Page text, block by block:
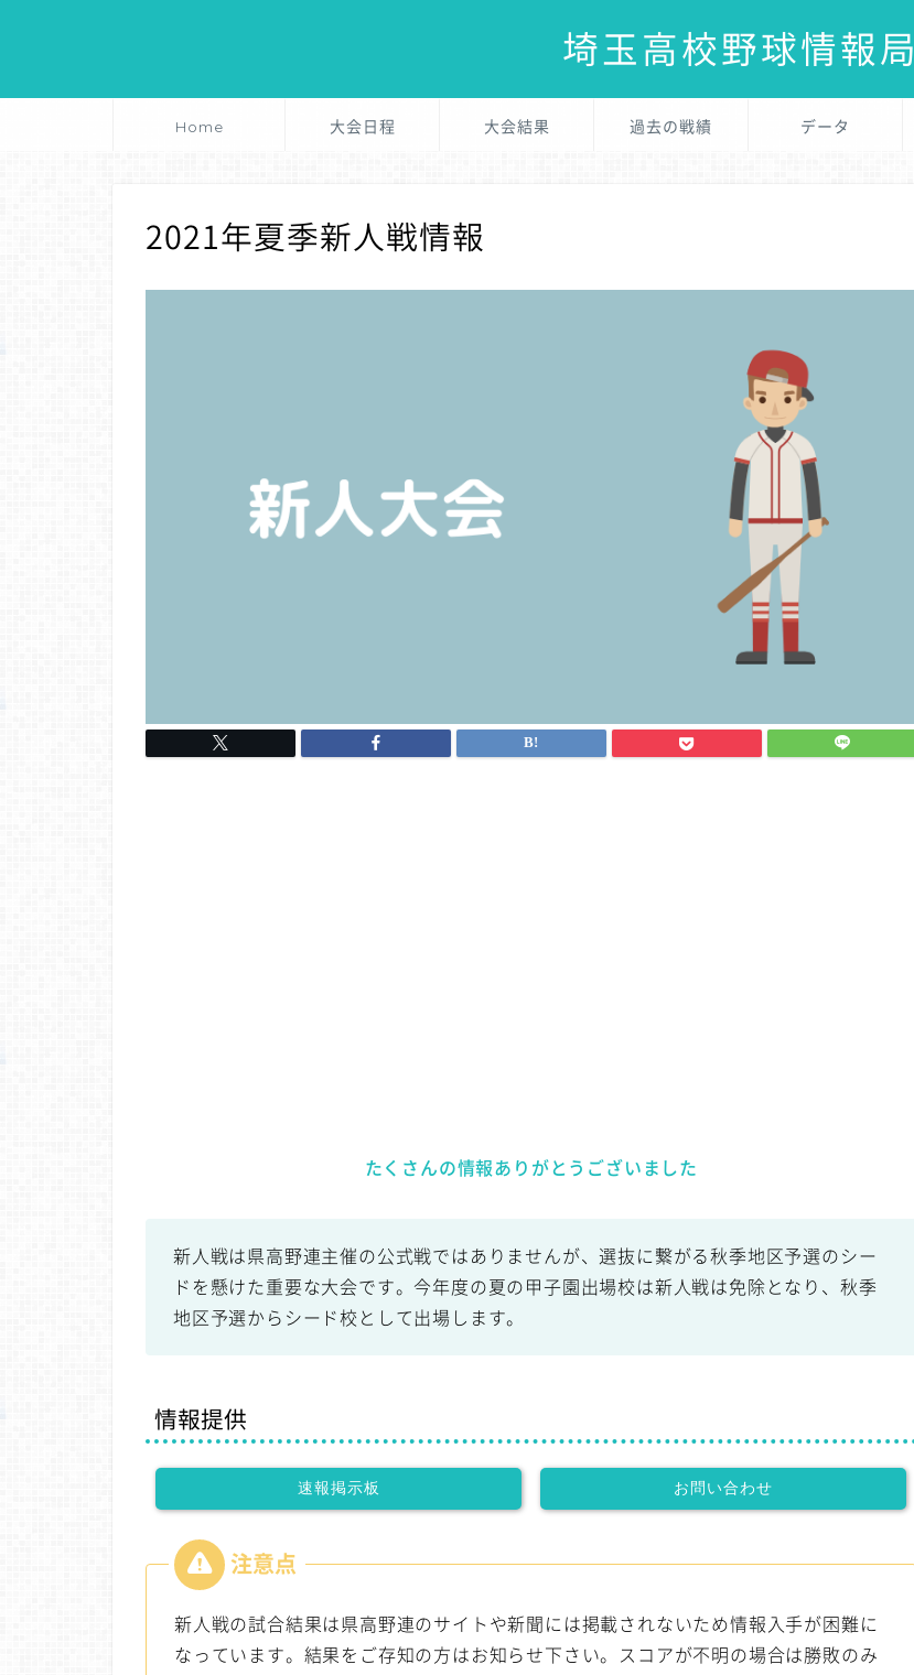
埼玉高校野球情報局
Home 大会日程 大会結果 過去の戦績 データ
2021年夏季新人戦情報
たくさんの情報ありがとうございました
新人戦は県高野連主催の公式戦ではありませんが、選抜に繋がる秋季地区予選のシー
ドを懸けた重要な大会です。今年度の夏の甲子園出場校は新人戦は免除となり、秋季
地区予選からシード校として出場します。
情報提供
速報掲示板 お問い合わせ
新人戦の試合結果は県高野連のサイトや新聞には掲載されないため情報入手が困難に
なっています。結果をご存知の方はお知らせ下さい。スコアが不明の場合は勝敗のみ